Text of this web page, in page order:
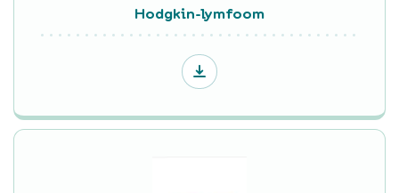
Hodgkin-lymfoom